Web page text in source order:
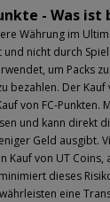
- Was ist
Währung im
nicht durch
um Packs
bezahlen. Der Kauf
von FC-Punkten.
und kann direkt
Geld ausgibt.
Kauf von UT Coins,
dieses
eine